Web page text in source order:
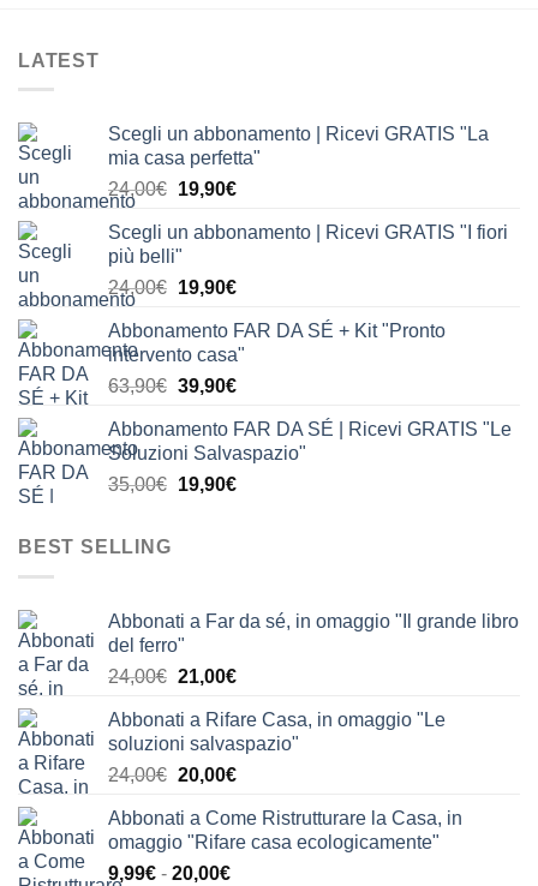
LATEST
Scegli un abbonamento | Ricevi GRATIS "La
mia casa perfetta"
24,00€ Il
originale
24,00€.
19,90€Il
attuale
19,90€.
Scegli un abbonamento | Ricevi GRATIS "I fiori
più belli"
24,00€ Il
originale
era:
24,00€.
19,90€Il
attuale
è:
19,90€.
Abbonamento FAR DA SÉ + Kit "Pronto
intervento casa"
63,90€ Il
originale
era:
63,90€.
39,90€Il
attuale
è:
39,90€.
Abbonamento FAR DA SÉ | Ricevi GRATIS "Le
Soluzioni Salvaspazio"
35,00€ Il
19,90€Il
BEST SELLING
Abbonati a Far da sé, in omaggio "Il grande libro
del ferro"
24,00€ Il
originale
era:
24,00€.
21,00€Il
attuale
è:
21,00€.
Abbonati a Rifare Casa, in omaggio "Le
soluzioni salvaspazio"
24,00€ Il
originale
era:
24,00€.
20,00€Il
attuale
è:
Abbonati a Come Ristrutturare la Casa, in
omaggio "Rifare casa ecologicamente"
9,99€ - 20,00€Fascia